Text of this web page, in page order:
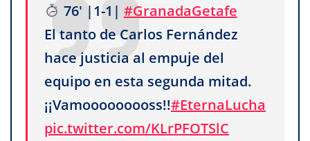
76' |1-1| #GranadaGetafe
El tanto de Carlos Fernández
hace justicia al empuje del
equipo en esta segunda mitad.
¡¡Vamooooooooss!!#EternaLucha
pic.twitter.com/KLrPFOTSlC